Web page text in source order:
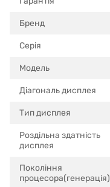
Бренд
Серія
Модель
Діагональ дисплея
Тип дисплея
Роздільна здатність
дисплея
Покоління
процесора(генерація)